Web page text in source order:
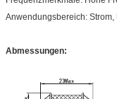
Anwendungsbereich:
Abmessungen: